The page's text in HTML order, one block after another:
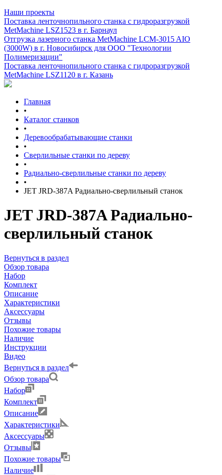
Наши проекты
Поставка ленточнопильного станка c гидроразгрузкой
MetMachine LSZ1523 в г. Барнаул
Отгрузка лазерного станка MetMachine LCM-3015 AIO
(3000W) в г. Новосибирск для ООО "Технологии
Полимеризации"
Поставка ленточнопильного станка c гидроразгрузкой
MetMachine LSZ1120 в г. Казань
Главная
•
Каталог станков
•
Деревообрабатывающие станки
•
Сверлильные станки по дереву
•
Радиально-сверлильные станки по дереву
•
JET JRD-387A Радиально-сверлильный станок
JET JRD-387A Радиально-
сверлильный станок
Вернуться в раздел
Обзор товара
Набор
Комплект
Описание
Характеристики
Аксессуары
Отзывы
Похожие товары
Наличие
Инструкции
Видео
Вернуться в раздел
Обзор товара
Набор
Комплект
Описание
Характеристики
Аксессуары
Отзывы
Похожие товары
Наличие